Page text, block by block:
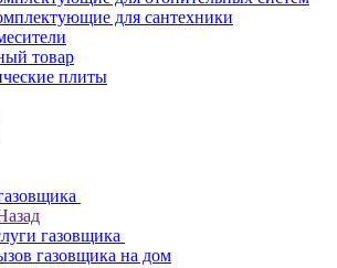
для сантехники
товар
плиты
газовщика
газовщика на дом